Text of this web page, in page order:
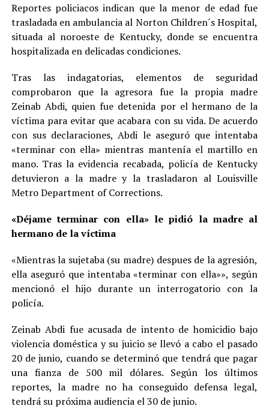
Reportes policiacos indican que la menor de edad fue
trasladada en ambulancia al Norton Children´s Hospital,
situada al noroeste de Kentucky, donde se encuentra
hospitalizada en delicadas condiciones.
Tras las indagatorias, elementos de seguridad
comprobaron que la agresora fue la propia madre
Zeinab Abdi, quien fue detenida por el hermano de la
víctima para evitar que acabara con su vida. De acuerdo
con sus declaraciones, Abdi le aseguró que intentaba
«terminar con ella» mientras mantenía el martillo en
mano. Tras la evidencia recabada, policía de Kentucky
detuvieron a la madre y la trasladaron al Louisville
Metro Department of Corrections.
«Déjame terminar con ella» le pidió la madre al
hermano de la víctima
«Mientras la sujetaba (su madre) despues de la agresión,
ella aseguró que intentaba «terminar con ella»», según
mencionó el hijo durante un interrogatorio con la
policía.
Zeinab Abdi fue acusada de intento de homicidio bajo
violencia doméstica y su juicio se llevó a cabo el pasado
20 de junio, cuando se determinó que tendrá que pagar
una fianza de 500 mil dólares. Según los últimos
reportes, la madre no ha conseguido defensa legal,
tendrá su próxima audiencia el 30 de junio.